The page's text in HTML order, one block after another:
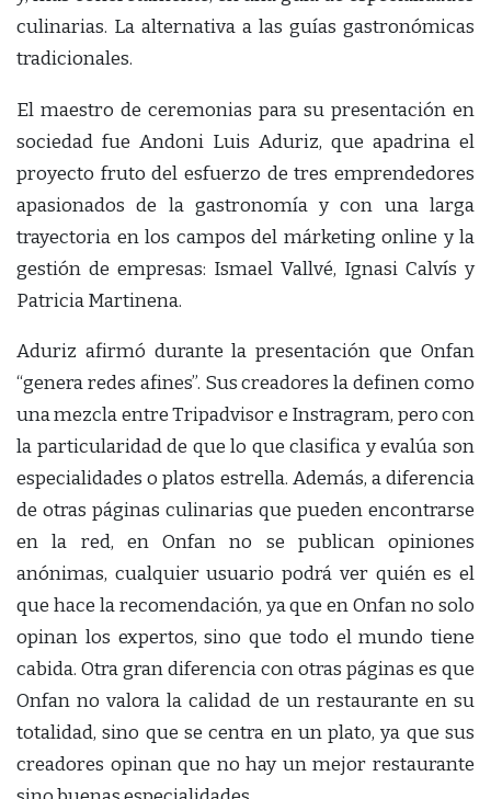
culinarias. La alternativa a las guías gastronómicas
tradicionales.
El maestro de ceremonias para su presentación en
sociedad fue Andoni Luis Aduriz, que apadrina el
proyecto fruto del esfuerzo de tres emprendedores
apasionados de la gastronomía y con una larga
trayectoria en los campos del márketing online y la
gestión de empresas: Ismael Vallvé, Ignasi Calvís y
Patricia Martinena.
Aduriz afirmó durante la presentación que Onfan
“genera redes afines”. Sus creadores la definen como
una mezcla entre Tripadvisor e Instragram, pero con
la particularidad de que lo que clasifica y evalúa son
especialidades o platos estrella. Además, a diferencia
de otras páginas culinarias que pueden encontrarse
en la red, en Onfan no se publican opiniones
anónimas, cualquier usuario podrá ver quién es el
que hace la recomendación, ya que en Onfan no solo
opinan los expertos, sino que todo el mundo tiene
cabida. Otra gran diferencia con otras páginas es que
Onfan no valora la calidad de un restaurante en su
totalidad, sino que se centra en un plato, ya que sus
creadores opinan que no hay un mejor restaurante